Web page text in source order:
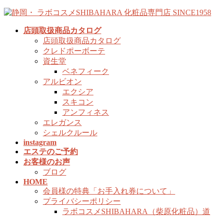
コ
ナ
店頭取扱商品カタログ
店頭取扱商品カタログ
クレドポーボーテ
資生堂
ベネフィーク
アルビオン
エクシア
スキコン
アンフィネス
エレガンス
シェルクルール
instagram
エステのご予約
お客様のお声
ブログ
HOME
会員様の特典「お手入れ券について」
プライバシーポリシー
ラボコスメSHIBAHARA（柴原化粧品）道